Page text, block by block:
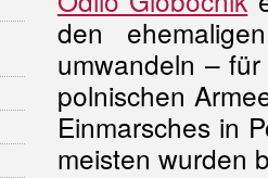
den
umwandeln –
polnischen
Einmarsches in
meisten wurden